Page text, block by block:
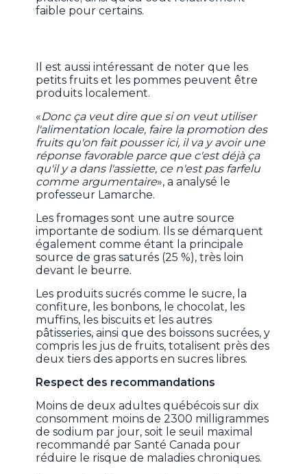
faible pour certains.
Il est aussi intéressant de noter que les
petits fruits et les pommes peuvent être
produits localement.
«Donc ça veut dire que si on veut utiliser
l'alimentation locale, faire la promotion des
fruits qu'on fait pousser ici, il va y avoir une
réponse favorable parce que c'est déjà ça
qu'il y a dans l'assiette, ce n'est pas farfelu
comme argumentaire», a analysé le
professeur Lamarche.
Les fromages sont une autre source
importante de sodium. Ils se démarquent
également comme étant la principale
source de gras saturés (25 %), très loin
devant le beurre.
Les produits sucrés comme le sucre, la
confiture, les bonbons, le chocolat, les
muffins, les biscuits et les autres
pâtisseries, ainsi que des boissons sucrées, y
compris les jus de fruits, totalisent près des
deux tiers des apports en sucres libres.
Respect des recommandations
Moins de deux adultes québécois sur dix
consomment moins de 2300 milligrammes
de sodium par jour, soit le seuil maximal
recommandé par Santé Canada pour
réduire le risque de maladies chroniques.